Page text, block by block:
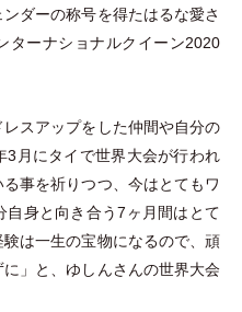
ダーの称号を得たはるな愛さ
ターナショナルクイーン2020
レスアップをした仲間や自分の
3月にタイで世界大会が行われ
事を祈りつつ、今はとてもワ
自身と向き合う7ヶ月間はとて
は一生の宝物になるので、頑
に 」
と、ゆしんさんの世界大会